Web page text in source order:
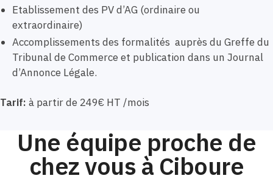
Etablissement des PV d’AG (ordinaire ou
extraordinaire)
Accomplissements des formalités auprès du Greffe du
Tribunal de Commerce et publication dans un Journal
d’Annonce Légale.
Tarif: à partir de 249€ HT /mois
Une équipe proche de
chez vous à Ciboure